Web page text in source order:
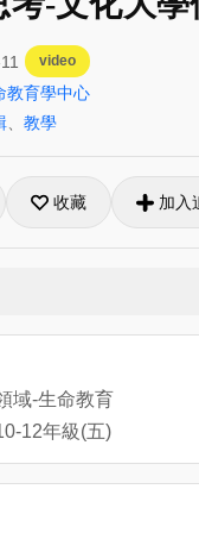
video
教育學中心
教學
收藏 加入
域-生命教育
12年級(五)